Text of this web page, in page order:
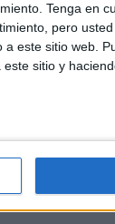
Tenga en
pero
este sitio web.
sitio y